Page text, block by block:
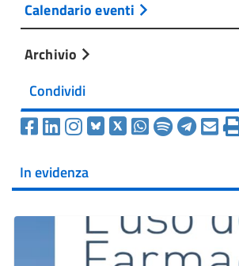
Calendario eventi
Archivio
Condividi
In evidenza